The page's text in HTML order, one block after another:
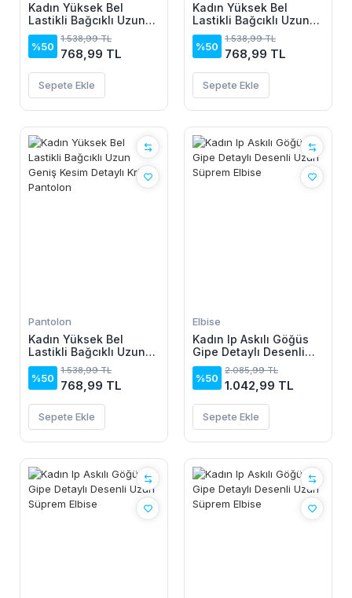
Kadın Yüksek Bel
Lastikli Bağcıklı Uzun
Geniş Kesim Detaylı
Krinkıl Pantolon
%50
1.538,99 TL
768,99 TL
Sepete Ekle
Kadın Yüksek Bel
Lastikli Bağcıklı Uzun
Geniş Kesim Detaylı
Krinkıl Pantolon
%50
1.538,99 TL
768,99 TL
Sepete Ekle
Pantolon
Kadın Yüksek Bel
Lastikli Bağcıklı Uzun
Geniş Kesim Detaylı
Krinkıl Pantolon
%50
1.538,99 TL
768,99 TL
Sepete Ekle
Elbise
Kadın Ip Askılı Göğüs
Gipe Detaylı Desenli
Uzun Süprem Elbise
%50
2.085,99 TL
1.042,99 TL
Sepete Ekle